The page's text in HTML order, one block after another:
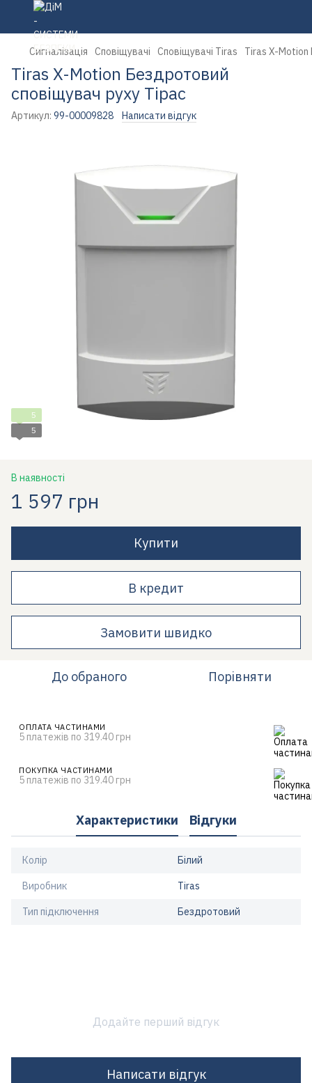
Сигналізація Сповіщувачі Сповіщувачі Tiras Tiras X-Motion
Tiras X-Motion Бездротовий
сповіщувач руху Тірас
Артикул: 99-00009828 Написати відгук
5
5
В наявності
1 597 грн
Купити
В кредит
Замовити швидко
До обраного Порівняти
ОПЛАТА ЧАСТИНАМИ
5 платежів по 319.40 грн
ПОКУПКА ЧАСТИНАМИ
5 платежів по 319.40 грн
Характеристики Відгуки
Колір Білий
Виробник Tiras
Тип підключення Бездротовий
Додайте перший відгук
Написати відгук